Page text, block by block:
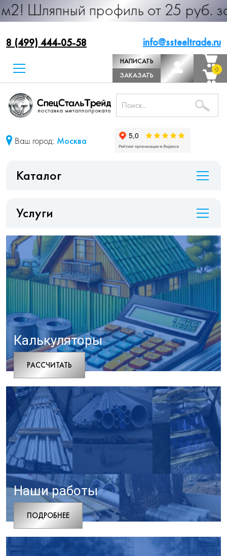
профиль от 25 руб. за м.п.
8 (499) 444-05-58 info@ssteeltrade.ru
НАПИСАТЬ
ДИРЕКТОРУ
ЗАКАЗАТЬ
ЗВОНОК
0
0
Ваш город: Москва
Каталог
Услуги
Калькуляторы
РАCСЧИТАТЬ
Наши работы
ПОДРОБНЕЕ